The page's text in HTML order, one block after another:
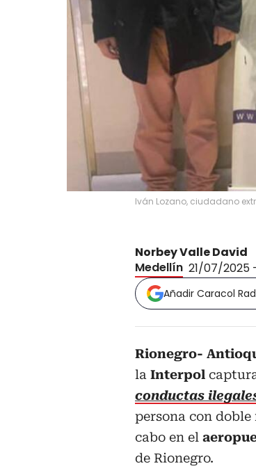
Iván Lozano, ciudadano
Norbey Valle David
Medellín 21/07/2025
Añadir Caracol
Rionegro-
la Interpol
conductas
persona con
cabo en el
de Rionegro.